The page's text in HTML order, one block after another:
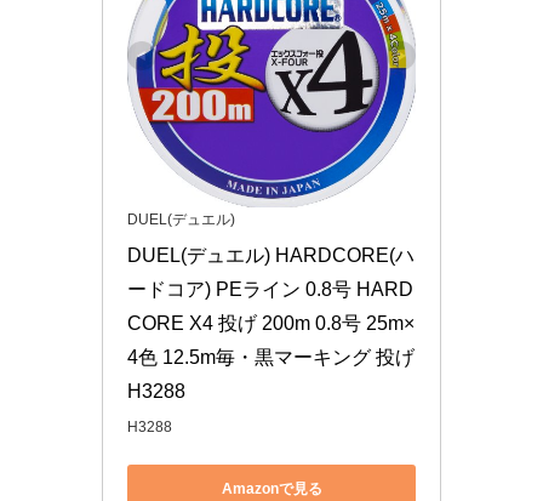
DUEL(デュエル)
DUEL(デュエル) HARDCORE(ハ
ードコア) PEライン 0.8号 HARD
CORE X4 投げ 200m 0.8号 25m×
4色 12.5m毎・黒マーキング 投げ
H3288
H3288
Amazonで見る